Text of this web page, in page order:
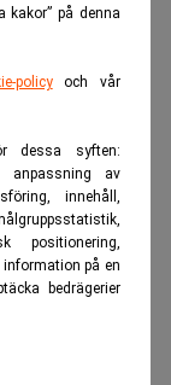
på denna
policyoch vår
dessa syften:
anpassning av
innehåll,
positionering,
på en
bedrägerier
vilket
har
Vi räknar
för vår
skriver
det
har